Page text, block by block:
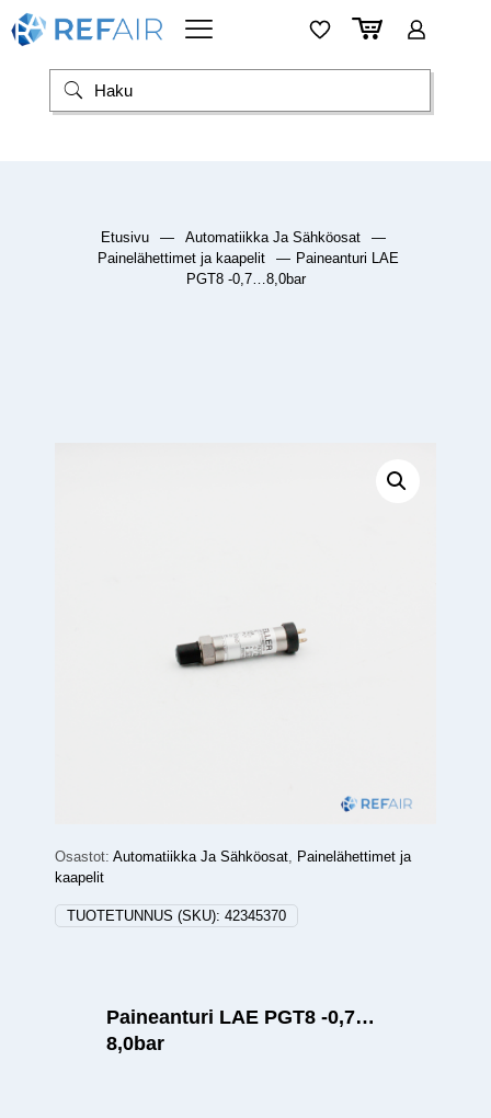
Etusivu — Automatiikka Ja Sähköosat
—
Painelähettimet ja kaapelit
— Paineanturi LAE
PGT8 -0,7…8,0bar
Osastot: Automatiikka Ja Sähköosat, Painelähettimet ja
kaapelit
TUOTETUNNUS (SKU): 42345370
Paineanturi LAE PGT8 -0,7…
8,0bar